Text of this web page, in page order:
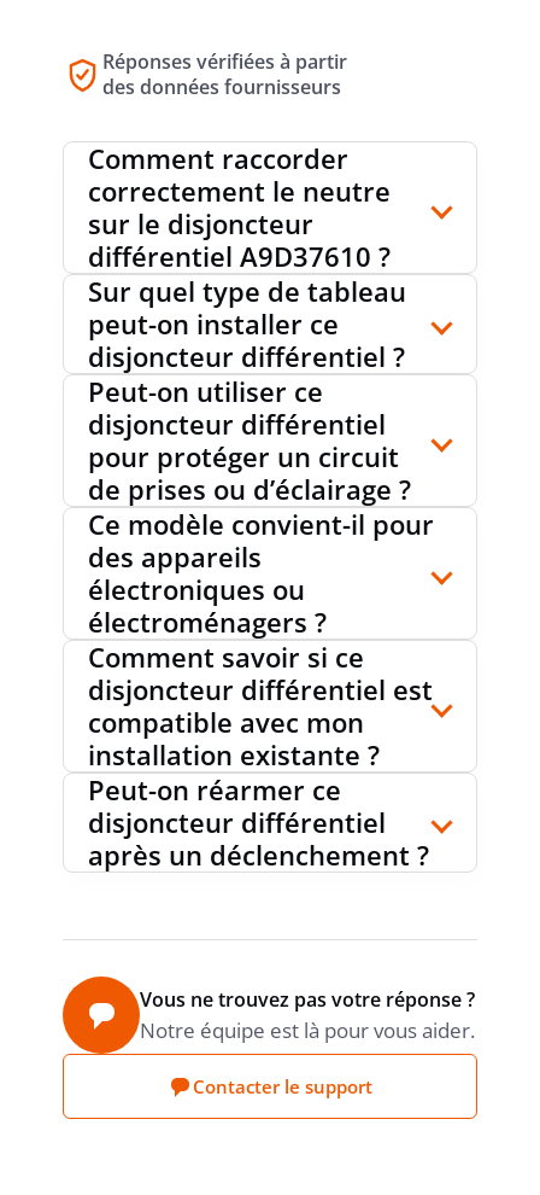
CLASSE DE PROTECTION (IP) IP20
RÉSISTANCE AUX COURANT DE CHOC
TEMPÉRATURE AMBIANTE DURANT LE
FONCTIONNEMENT
-25...60
PROFONDEUR TOTALE
SECTION DU CONDUCTEUR
MONOFILAIRE RACCORDABLE
SECTION DU CONDUCTEUR
MULTIFILAIRE POUVANT ÊTRE
RACCORDÉE
CATÉGORIE DE SURTENSION
PUISSANCE DISSIPÉE 2.9 W
Réponses vérifiées à partir
des données fournisseurs
Comment raccorder
correctement le neutre
sur le disjoncteur
différentiel A9D37610 ?
Sur quel type de tableau
peut-on installer ce
disjoncteur différentiel ?
Peut-on utiliser ce
disjoncteur différentiel
pour protéger un circuit
de prises ou d’éclairage ?
Ce modèle convient-il pour
des appareils
électroniques ou
électroménagers ?
Comment savoir si ce
disjoncteur différentiel est
compatible avec mon
installation existante ?
Peut-on réarmer ce
disjoncteur différentiel
après un déclenchement ?
Vous ne trouvez pas votre réponse ?
Notre équipe est là pour vous aider.
Contacter le support